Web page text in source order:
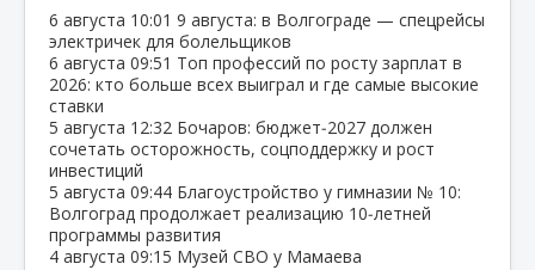
6 августа 10:01 9 августа: в Волгограде — спецрейсы
электричек для болельщиков
6 августа 09:51 Топ профессий по росту зарплат в
2026: кто больше всех выиграл и где самые высокие
ставки
5 августа 12:32 Бочаров: бюджет‑2027 должен
сочетать осторожность, соцподдержку и рост
инвестиций
5 августа 09:44 Благоустройство у гимназии № 10:
Волгоград продолжает реализацию 10‑летней
программы развития
4 августа 09:15 Музей СВО у Мамаева